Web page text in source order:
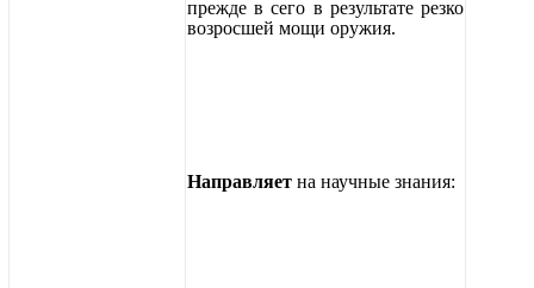
прежде в сего в результате резко
возросшей мощи оружия.
Направляет на научные знания: